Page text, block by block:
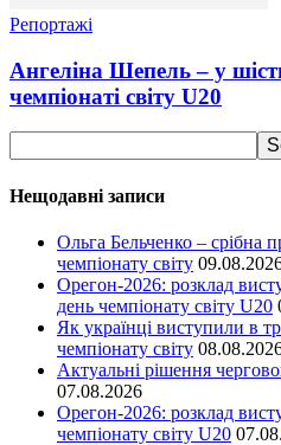
Репортажі
Ангеліна Шепель – у
чемпіонаті світу U20
Нещодавні записи
Ольга Бельченко – срібна
чемпіонату світу
Орегон-2026: розклад
день чемпіонату світу U20
Як українці виступили в
чемпіонату світу
Актуальні рішення
07.08.2026
Орегон-2026: розклад
чемпіонату світу U20